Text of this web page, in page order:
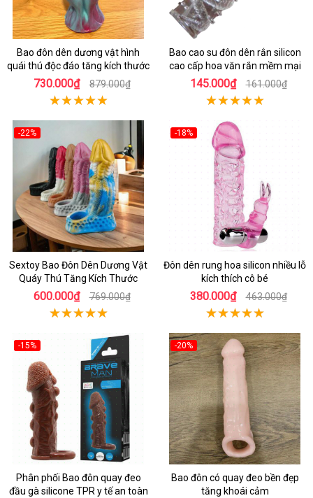
Bao đôn dên dương vật hình
quái thú độc đáo tăng kích thước
730.000₫ 879.000₫
Bao cao su đôn dên rắn silicon
cao cấp hoa văn rắn mềm mại
145.000₫ 161.000₫
-22%
Sextoy Bao Đôn Dên Dương Vật
Quáy Thú Tăng Kích Thước
600.000₫ 769.000₫
-18%
Đôn dên rung hoa silicon nhiều lỗ
kích thích cô bé
380.000₫ 463.000₫
-15%
Phân phối Bao đôn quay đeo
đầu gà silicone TPR y tế an toàn
-20%
Bao đôn có quay đeo bền đẹp
tăng khoái cảm